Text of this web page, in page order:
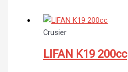
Crusier
LIFAN K19 200cc